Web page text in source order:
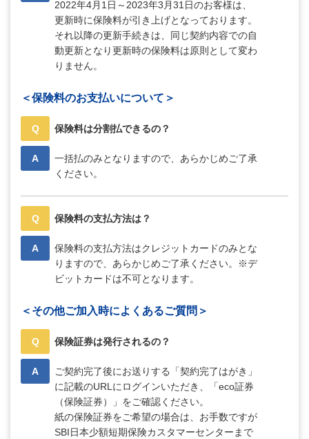
2022年4月1日～2023年3月31日のお客様は、
更新時に保険料が引き上げとなっております。
それ以降の更新手続きは、同じ契約内容での自
動更新となり更新時の保険料は原則として変わ
りません。
＜保険料のお支払いについて＞
Q 保険料は分割払できるの？
A
一括払のみとなりますので、あらかじめご了承
ください。
Q 保険料の支払方法は？
A
保険料の支払方法はクレジットカードのみとな
りますので、あらかじめご了承ください。※デ
ビットカードは不可となります。
＜その他ご加入時によくあるご質問＞
Q 保険証券は発行されるの？
A
ご契約完了後にお送りする「契約完了はがき」
に記載のURLにログインいただき、「eco証券
（保険証券）」をご確認ください。
紙の保険証券をご希望の場合は、お手数ですが
SBI日本少額短期保険カスタマーセンターまで